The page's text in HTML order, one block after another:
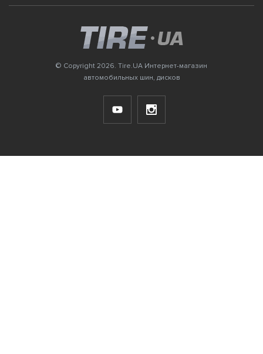
© Copyright 2026. Tire.UA Интернет-магазин
автомобильных шин, дисков